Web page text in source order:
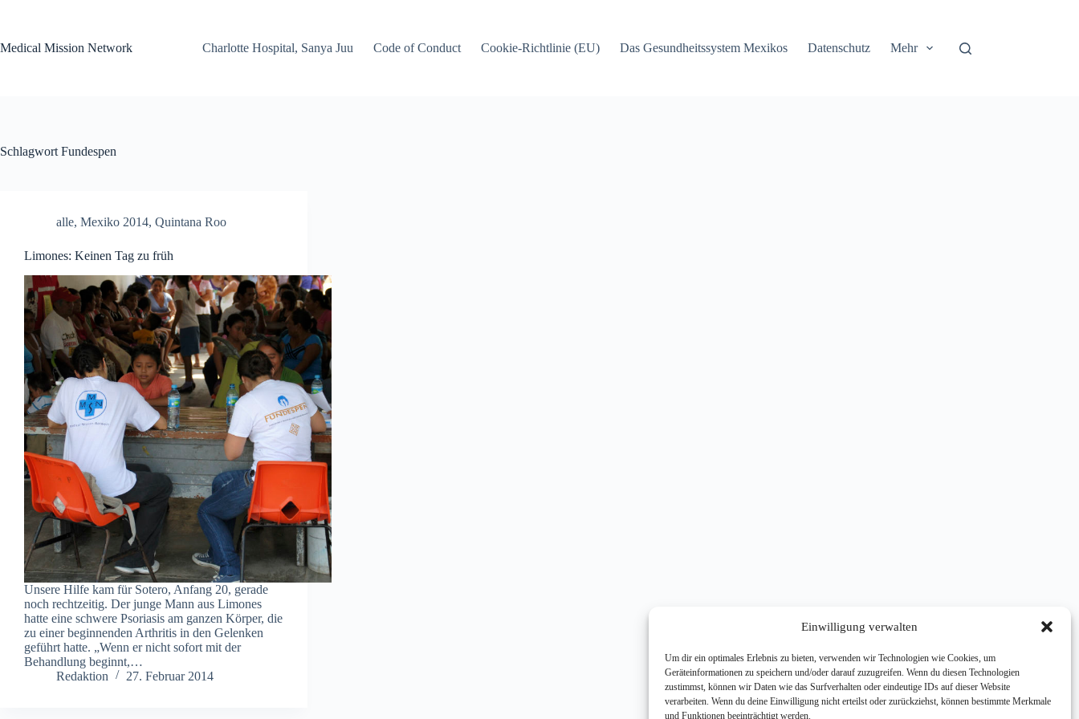
Einwilligung verwalten
Um dir ein optimales Erlebnis zu bieten, verwenden wir Technologien wie Cookies, um
Geräteinformationen zu speichern und/oder darauf zuzugreifen. Wenn du diesen Technologien
zustimmst, können wir Daten wie das Surfverhalten oder eindeutige IDs auf dieser Website
verarbeiten. Wenn du deine Einwilligung nicht erteilst oder zurückziehst, können bestimmte Merkmale
und Funktionen beeinträchtigt werden.
Medical Mission Network
Charlotte Hospital, Sanya Juu Code of Conduct Cookie-Richtlinie (EU) Das Gesundheitssystem Mexikos Datenschutz Mehr
Schlagwort Fundespen
alle, Mexiko 2014, Quintana Roo
Limones: Keinen Tag zu früh
Unsere Hilfe kam für Sotero, Anfang 20, gerade
noch rechtzeitig. Der junge Mann aus Limones
hatte eine schwere Psoriasis am ganzen Körper, die
zu einer beginnenden Arthritis in den Gelenken
geführt hatte. „Wenn er nicht sofort mit der
Behandlung beginnt,…
Redaktion
27. Februar 2014